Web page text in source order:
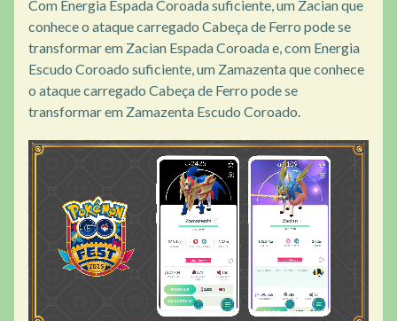
Com Energia Espada Coroada suficiente, um Zacian que
conhece o ataque carregado Cabeça de Ferro pode se
transformar em Zacian Espada Coroada e, com Energia
Escudo Coroado suficiente, um Zamazenta que conhece
o ataque carregado Cabeça de Ferro pode se
transformar em Zamazenta Escudo Coroado.